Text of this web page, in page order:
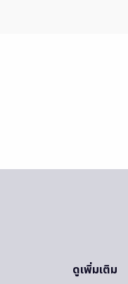
ดูเพิ่มเติม